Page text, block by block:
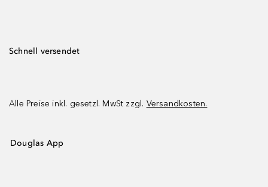
Schnell versendet
Alle Preise inkl. gesetzl. MwSt zzgl. Versandkosten.
Douglas App